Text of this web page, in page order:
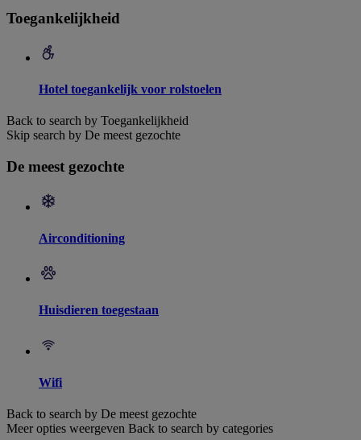
Toegankelijkheid
Hotel toegankelijk voor rolstoelen
Back to search by Toegankelijkheid
Skip search by De meest gezochte
De meest gezochte
Airconditioning
Huisdieren toegestaan
Wifi
Back to search by De meest gezochte
Meer opties weergeven Back to search by categories